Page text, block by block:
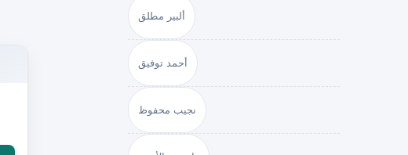
ألبير مطلق
أحمد توفيق
نجيب محفوظ